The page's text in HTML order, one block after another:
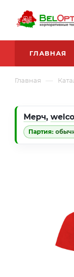
ГЛАВНАЯ
Главная —
Мерч,
Партия: